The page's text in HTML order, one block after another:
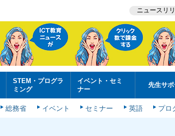
ニュースリ
STEM・プログラ
ミング
イベント・セミ
ナー
先生サポ
総務省 イベント セミナー 英語 プロ